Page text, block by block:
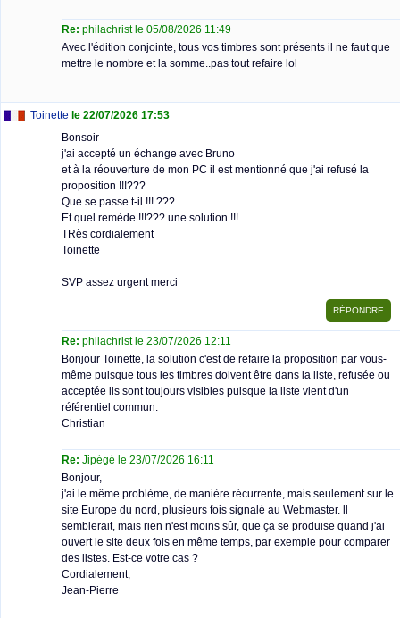
Re: philachrist le 05/08/2026 11:49
Avec l'édition conjointe, tous vos timbres sont présents il ne faut que
mettre le nombre et la somme..pas tout refaire lol
Toinette le 22/07/2026 17:53
Bonsoir
j'ai accepté un échange avec Bruno
et à la réouverture de mon PC il est mentionné que j'ai refusé la
proposition !!!???
Que se passe t-il !!! ???
Et quel remède !!!??? une solution !!!
TRès cordialement
Toinette
SVP assez urgent merci
Re: philachrist le 23/07/2026 12:11
Bonjour Toinette, la solution c'est de refaire la proposition par vous-
même puisque tous les timbres doivent être dans la liste, refusée ou
acceptée ils sont toujours visibles puisque la liste vient d'un
référentiel commun.
Christian
Re: Jipégé le 23/07/2026 16:11
Bonjour,
j'ai le même problème, de manière récurrente, mais seulement sur le
site Europe du nord, plusieurs fois signalé au Webmaster. ll
semblerait, mais rien n'est moins sûr, que ça se produise quand j'ai
ouvert le site deux fois en même temps, par exemple pour comparer
des listes. Est-ce votre cas ?
Cordialement,
Jean-Pierre